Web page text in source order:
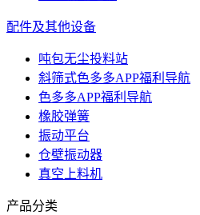
配件及其他设备
吨包无尘投料站
斜筛式色多多APP福利导航
色多多APP福利导航
橡胶弹簧
振动平台
仓壁振动器
真空上料机
产品分类